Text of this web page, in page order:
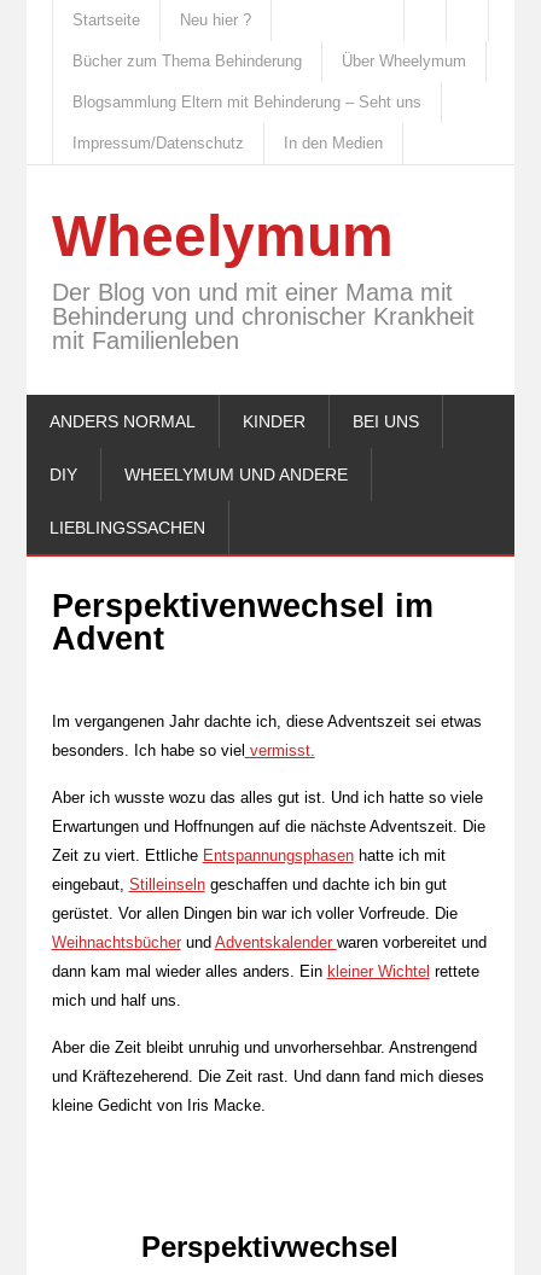
Startseite Neu hier ?
Bücher zum Thema Behinderung Über Wheelymum
Blogsammlung Eltern mit Behinderung – Seht uns
Impressum/Datenschutz In den Medien
Wheelymum
Der Blog von und mit einer Mama mit
Behinderung und chronischer Krankheit
mit Familienleben
ANDERS NORMAL KINDER BEI UNS
DIY WHEELYMUM UND ANDERE
LIEBLINGSSACHEN
Perspektivenwechsel im
Advent
Im vergangenen Jahr dachte ich, diese Adventszeit sei etwas
besonders. Ich habe so viel vermisst.
Aber ich wusste wozu das alles gut ist. Und ich hatte so viele
Erwartungen und Hoffnungen auf die nächste Adventszeit. Die
Zeit zu viert. Ettliche Entspannungsphasenhatte ich mit
eingebaut, Stilleinselngeschaffen und dachte ich bin gut
gerüstet. Vor allen Dingen bin war ich voller Vorfreude. Die
Weihnachtsbücherund Adventskalender waren vorbereitet und
dann kam mal wieder alles anders. Ein kleiner Wichtel rettete
mich und half uns.
Aber die Zeit bleibt unruhig und unvorhersehbar. Anstrengend
und Kräftezeherend. Die Zeit rast. Und dann fand mich dieses
kleine Gedicht von Iris Macke.
Perspektivwechsel